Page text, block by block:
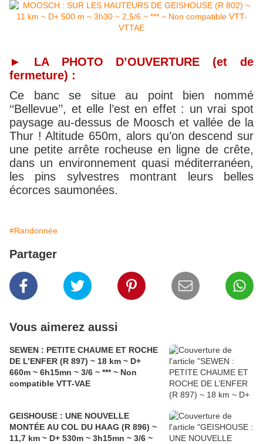
► LA PHOTO D’OUVERTURE (et de
fermeture) :
Ce banc se situe au point bien nommé
‘‘Bellevue’’, et elle l’est en effet : un vrai spot
paysage au-dessus de Moosch et vallée de la
Thur ! Altitude 650m, alors qu’on descend sur
une petite arrête rocheuse en ligne de crête,
dans un environnement quasi méditerranéen,
les pins sylvestres montrant leurs belles
écorces saumonées.
#Randonnée
Partager
Vous aimerez aussi
SEWEN : PETITE CHAUME ET ROCHE
DE L’ENFER (R 897) ~ 18 km ~ D+
660m ~ 6h15mn ~ 3/6 ~ *** ~ Non
compatible VTT-VAE
GEISHOUSE : UNE NOUVELLE
MONTÉE AU COL DU HAAG (R 896) ~
11,7 km ~ D+ 530m ~ 3h15mn ~ 3/6 ~